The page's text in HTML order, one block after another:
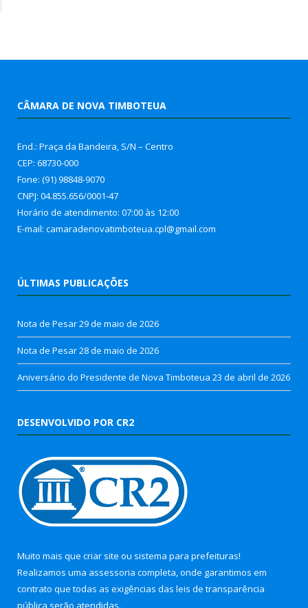
CÂMARA DE NOVA TIMBOTEUA
End.: Praça da Bandeira, S/N – Centro
CEP: 68730-000
Fone: (91) 98848-9070
CNPJ: 04.855.656/0001-47
Horário de atendimento: 07:00 às 12:00
E-mail: camaradenovatimboteua.cpl@gmail.com
ÚLTIMAS PUBLICAÇÕES
Nota de Pesar29 de maio de 2026
Nota de Pesar28 de maio de 2026
Aniversário do Presidente de Nova Timboteua 23 de abril de 2026
DESENVOLVIDO POR CR2
Muito mais que criar site ou sistema para prefeituras!
Realizamos uma assessoria completa, onde garantimos em
contrato que todas as exigências das leis de transparência
pública serão atendidas.